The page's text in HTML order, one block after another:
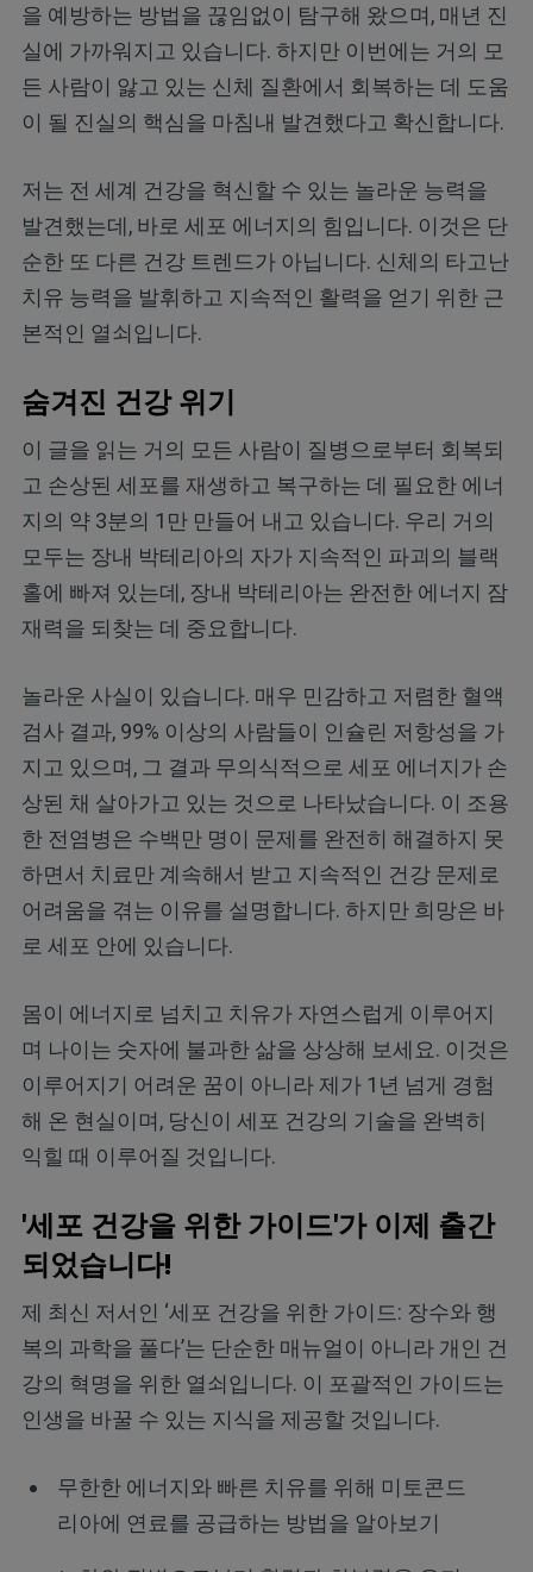
을 예방하는 방법을 끊임없이 탐구해 왔으며, 매년 진
실에 가까워지고 있습니다. 하지만 이번에는 거의 모
든 사람이 앓고 있는 신체 질환에서 회복하는 데 도움
이 될 진실의 핵심을 마침내 발견했다고 확신합니다.
저는 전 세계 건강을 혁신할 수 있는 놀라운 능력을
발견했는데, 바로 세포 에너지의 힘입니다. 이것은 단
순한 또 다른 건강 트렌드가 아닙니다. 신체의 타고난
치유 능력을 발휘하고 지속적인 활력을 얻기 위한 근
본적인 열쇠입니다.
숨겨진 건강 위기
이 글을 읽는 거의 모든 사람이 질병으로부터 회복되
고 손상된 세포를 재생하고 복구하는 데 필요한 에너
지의 약 3분의 1만 만들어 내고 있습니다. 우리 거의
모두는 장내 박테리아의 자가 지속적인 파괴의 블랙
홀에 빠져 있는데, 장내 박테리아는 완전한 에너지 잠
재력을 되찾는 데 중요합니다.
놀라운 사실이 있습니다. 매우 민감하고 저렴한 혈액
검사 결과, 99% 이상의 사람들이 인슐린 저항성을 가
지고 있으며, 그 결과 무의식적으로 세포 에너지가 손
상된 채 살아가고 있는 것으로 나타났습니다. 이 조용
한 전염병은 수백만 명이 문제를 완전히 해결하지 못
하면서 치료만 계속해서 받고 지속적인 건강 문제로
어려움을 겪는 이유를 설명합니다. 하지만 희망은 바
로 세포 안에 있습니다.
몸이 에너지로 넘치고 치유가 자연스럽게 이루어지
며 나이는 숫자에 불과한 삶을 상상해 보세요. 이것은
이루어지기 어려운 꿈이 아니라 제가 1년 넘게 경험
해 온 현실이며, 당신이 세포 건강의 기술을 완벽히
익힐 때 이루어질 것입니다.
'세포 건강을 위한 가이드'가 이제 출간
되었습니다!
제 최신 저서인 ‘세포 건강을 위한 가이드: 장수와 행
복의 과학을 풀다’는 단순한 매뉴얼이 아니라 개인 건
강의 혁명을 위한 열쇠입니다. 이 포괄적인 가이드는
인생을 바꿀 수 있는 지식을 제공할 것입니다.
무한한 에너지와 빠른 치유를 위해 미토콘드
리아에 연료를 공급하는 방법을 알아보기